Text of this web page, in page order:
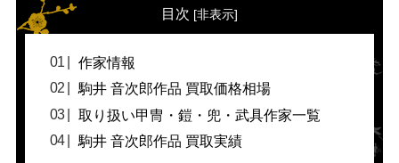
目次 [非表示]
作家情報
駒井 音次郎作品 買取価格相場
取り扱い甲冑・鎧・兜・武具作家一覧
駒井 音次郎作品 買取実績